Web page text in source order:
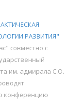
РАЗВИТИЯ"
совместно с
им. адмирала С.О.
конференцию